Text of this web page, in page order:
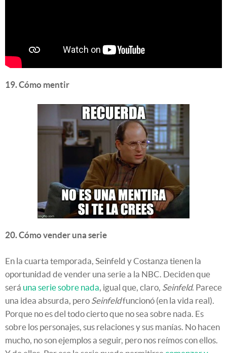
19. Cómo mentir
20. Cómo vender una serie
En la cuarta temporada, Seinfeld y Costanza tienen la
oportunidad de vender una serie a la NBC. Deciden que
será una serie sobre nada , igual que, claro, Seinfeld. Parece
una idea absurda, pero Seinfeldfuncionó (en la vida real).
Porque no es del todo cierto que no sea sobre nada. Es
sobre los personajes, sus relaciones y sus manías. No hacen
mucho, no son ejemplos a seguir, pero nos reímos con ellos.